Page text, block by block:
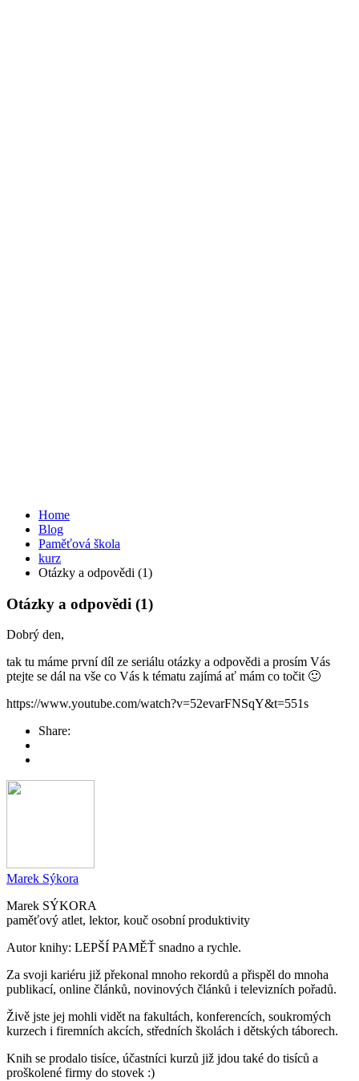
Home
Blog
Paměťová škola
kurz
Otázky a odpovědi (1)
Otázky a odpovědi (1)
Dobrý den,
tak tu máme první díl ze seriálu otázky a odpovědi a prosím Vás
ptejte se dál na vše co Vás k tématu zajímá ať mám co točit 🙂
https://www.youtube.com/watch?v=52evarFNSqY&t=551s
Share:
Marek Sýkora
Marek SÝKORA
paměťový atlet, lektor, kouč osobní produktivity
Autor knihy: LEPŠÍ PAMĚŤ snadno a rychle.
Za svoji kariéru již překonal mnoho rekordů a přispěl do mnoha
publikací, online článků, novinových článků i televizních pořadů.
Živě jste jej mohli vidět na fakultách, konferencích, soukromých
kurzech i firemních akcích, středních školách i dětských táborech.
Knih se prodalo tisíce, účastníci kurzů již jdou také do tisíců a
proškolené firmy do stovek :)